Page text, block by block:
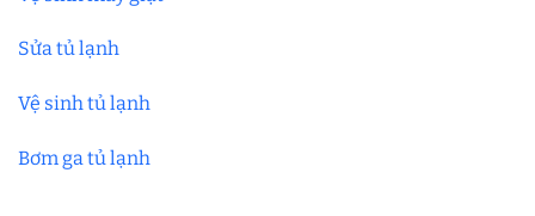
Sửa tủ lạnh
Vệ sinh tủ lạnh
Bơm ga tủ lạnh